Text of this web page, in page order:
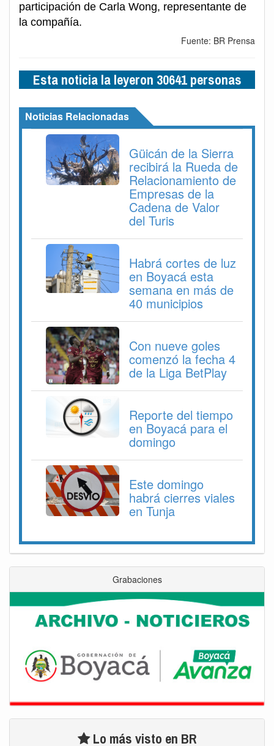
participación de Carla Wong, representante de
la compañía.
Fuente: BR Prensa
Esta noticia la leyeron 30641 personas
Noticias Relacionadas
Güicán de la Sierra
recibirá la Rueda de
Relacionamiento de
Empresas de la
Cadena de Valor
del Turis
Habrá cortes de luz
en Boyacá esta
semana en más de
40 municipios
Con nueve goles
comenzó la fecha 4
de la Liga BetPlay
Reporte del tiempo
en Boyacá para el
domingo
Este domingo
habrá cierres viales
en Tunja
Grabaciones
Lo más visto en BR